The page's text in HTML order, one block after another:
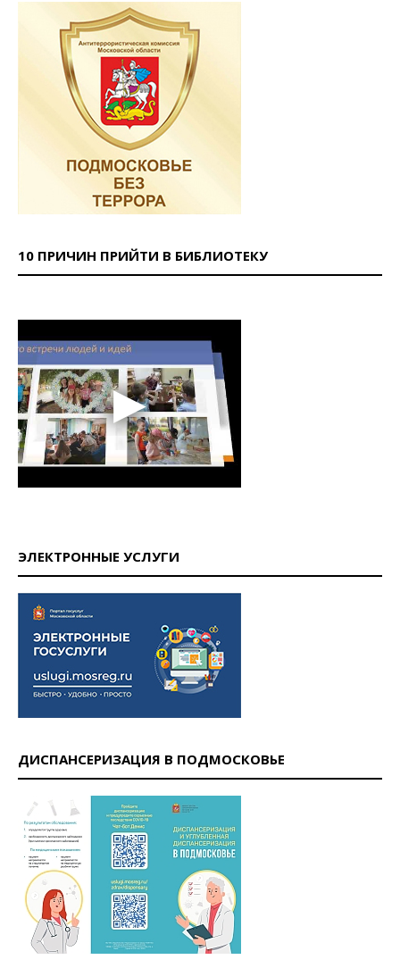
10 ПРИЧИН ПРИЙТИ В БИБЛИОТЕКУ
ЭЛЕКТРОННЫЕ УСЛУГИ
ДИСПАНСЕРИЗАЦИЯ В ПОДМОСКОВЬЕ